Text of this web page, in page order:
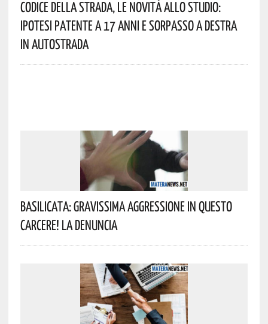
Codice Della Strada, Le Novità Allo Studio:
Ipotesi Patente A 17 Anni E Sorpasso A Destra
In Autostrada
Basilicata: Gravissima Aggressione In Questo
Carcere! La Denuncia